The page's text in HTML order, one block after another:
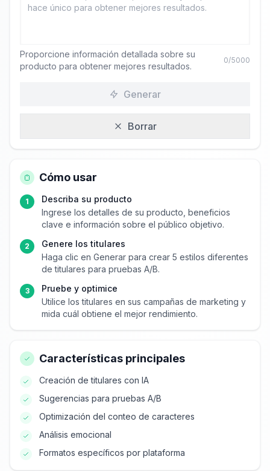
Proporcione información detallada sobre su
producto para obtener mejores resultados.
0/5000
Generar
Borrar
Cómo usar
1
Describa su producto
Ingrese los detalles de su producto, beneficios
clave e información sobre el público objetivo.
2
Genere los titulares
Haga clic en Generar para crear 5 estilos diferentes
de titulares para pruebas A/B.
3
Pruebe y optimice
Utilice los titulares en sus campañas de marketing y
mida cuál obtiene el mejor rendimiento.
Características principales
Creación de titulares con IA
Sugerencias para pruebas A/B
Optimización del conteo de caracteres
Análisis emocional
Formatos específicos por plataforma